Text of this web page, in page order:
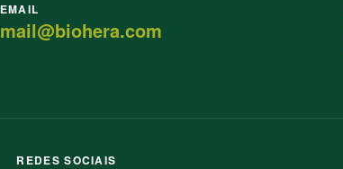
EMAIL
mail@biohera.com
REDES SOCIAIS